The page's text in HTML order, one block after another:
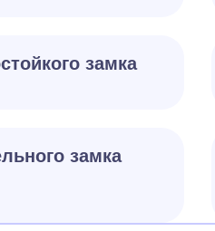
замка
замка